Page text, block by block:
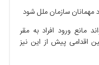
مهمانان سازمان ملل شود
مانع ورود افراد به مقر
اقدامی پیش از این نیز